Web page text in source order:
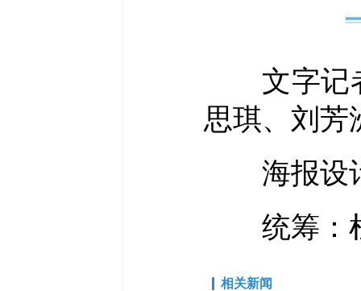
文字记者
思琪、刘芳
海报设
统筹：杜
相关新闻